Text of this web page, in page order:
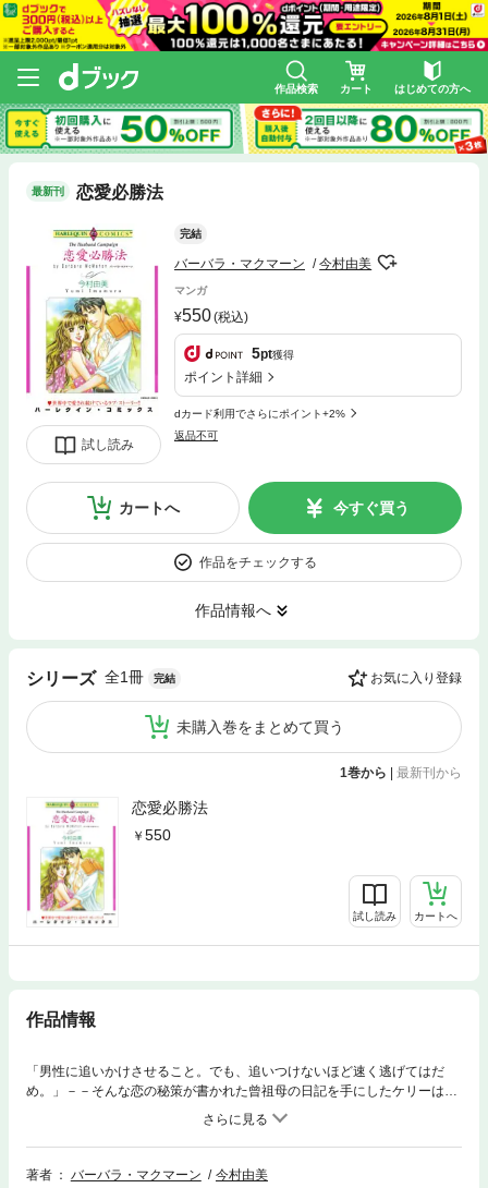
作品検索 カート はじめての方へ
最新刊 恋愛必勝法
試し読み
完結
バーバラ・マクマーン 今村由美
マンガ
550(税込)
5pt獲得
ポイント詳細
dカード利用でさらにポイント+2%
返品不可
カートへ 今すぐ買う
作品をチェックする
作品情報へ
シリーズ 全1冊 完結 お気に入り登録
未購入巻をまとめて買う
1巻から | 最新刊から
恋愛必勝法
550
試し読み カートへ
作品情報
「男性に追いかけさせること。でも、追いつけないほど速く逃げてはだ
め。」－－そんな恋の秘策が書かれた曾祖母の日記を手にしたケリーは、
10代の頃、一方的に片想いをしてフラれた初恋の人ジェイクに試してみる
ことに。彼への想いはとっくに卒業したはずなのに、思いがけず“秘策”の
効果があらわれて…!?
著者
バーバラ・マクマーン
今村由美